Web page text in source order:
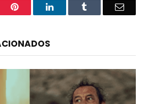
Pinterest LinkedIn Email